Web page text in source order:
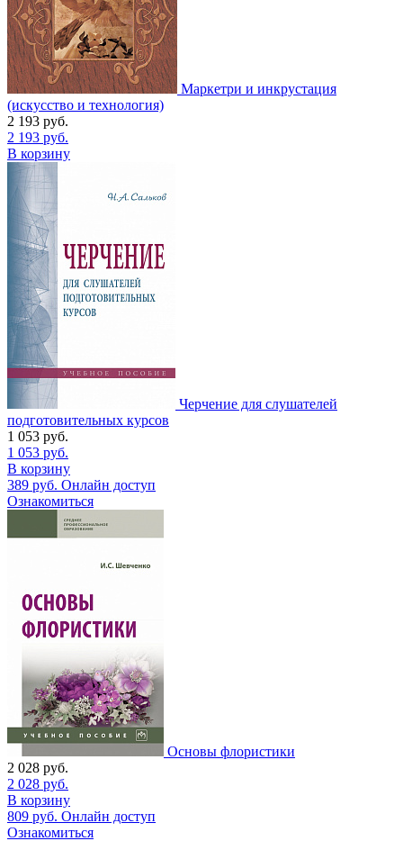
Маркетри и инкрустация
(искусство и технология)
2 193 руб.
2 193 руб.
В корзину
Черчение для слушателей
подготовительных курсов
1 053 руб.
1 053 руб.
В корзину
389 руб. Онлайн доступ
Ознакомиться
Основы флористики
2 028 руб.
2 028 руб.
В корзину
809 руб. Онлайн доступ
Ознакомиться